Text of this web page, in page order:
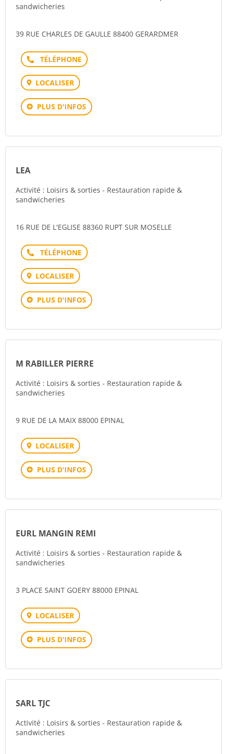
sandwicheries
39 RUE CHARLES DE GAULLE 88400 GERARDMER
Téléphone
LOCALISER
PLUS D'INFOS
LEA
Activité : Loisirs & sorties - Restauration rapide &
sandwicheries
16 RUE DE L'EGLISE 88360 RUPT SUR MOSELLE
Téléphone
LOCALISER
PLUS D'INFOS
M RABILLER PIERRE
Activité : Loisirs & sorties - Restauration rapide &
sandwicheries
9 RUE DE LA MAIX 88000 EPINAL
LOCALISER
PLUS D'INFOS
EURL MANGIN REMI
Activité : Loisirs & sorties - Restauration rapide &
sandwicheries
3 PLACE SAINT GOERY 88000 EPINAL
LOCALISER
PLUS D'INFOS
SARL TJC
Activité : Loisirs & sorties - Restauration rapide &
sandwicheries